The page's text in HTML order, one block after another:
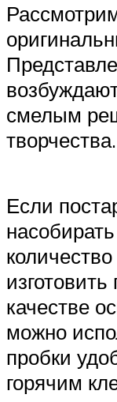
смелым
творчества.
Если
качестве
можно
пробки
горячим